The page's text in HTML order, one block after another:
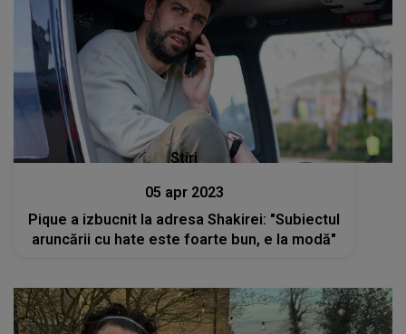
Stiri
05 apr 2023
Pique a izbucnit la adresa Shakirei: "Subiectul
aruncării cu hate este foarte bun, e la modă"